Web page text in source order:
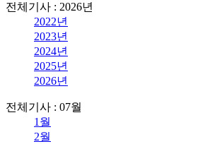
전체기사 : 2026년
2022년
2023년
2024년
2025년
2026년
전체기사 : 07월
1월
2월